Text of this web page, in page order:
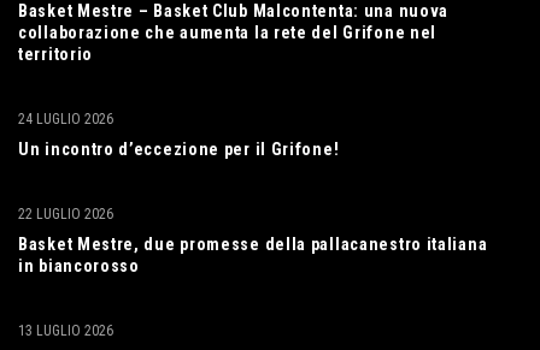
Basket Mestre – Basket Club Malcontenta: una nuova
collaborazione che aumenta la rete del Grifone nel
territorio
Un incontro d’eccezione per il Grifone!
24 LUGLIO 2026
Basket Mestre, due promesse della pallacanestro italiana
in biancorosso
22 LUGLIO 2026
13 LUGLIO 2026